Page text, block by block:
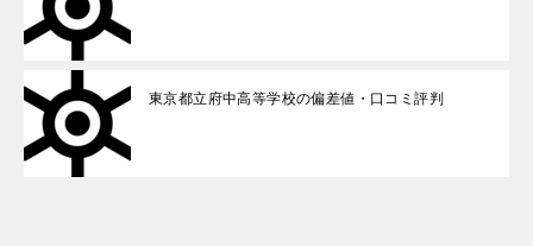
東京都立府中高等学校の偏差値・口コミ評判